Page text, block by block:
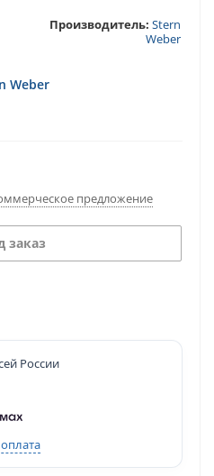
Производитель: Stern
Weber
Weber
предложение
заказ
России